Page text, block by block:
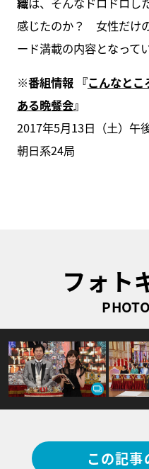
感じたのか？ 女性だけ
ード満載の内容となって
※番組情報 『こんなと
ある晩餐会』
2017年5月13日（土）午
朝日系24局
フォト
この記事